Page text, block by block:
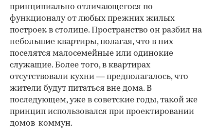
принципиально отличающегося по
функционалу от любых прежних жилых
построек в столице. Пространство он разбил на
небольшие квартиры, полагая, что в них
поселятся малосемейные или одинокие
служащие. Более того, в квартирах
отсутствовали кухни — предполагалось, что
жители будут питаться вне дома. В
последующем, уже в советские годы, такой же
принцип использовался при проектировании
домов-коммун.